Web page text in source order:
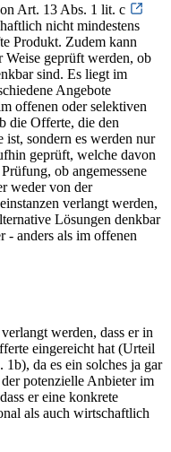
Art. 13 Abs. 1 lit. c
nicht mindestens
Produkt. Zudem kann
Weise geprüft werden, ob
sind. Es liegt im
Angebote
offenen oder selektiven
die Offerte, die den
ist, sondern es werden nur
geprüft, welche davon
ob angemessene
weder von der
verlangt werden,
Lösungen denkbar
- anders als im offenen
werden, dass er in
eingereicht hat (Urteil
da es ein solches ja gar
potenzielle Anbieter im
er eine konkrete
als auch wirtschaftlich